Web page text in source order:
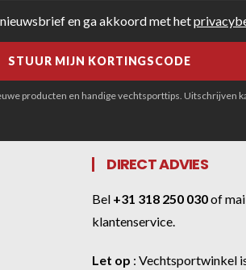
en ga akkoord met het
producten en handige vechtsporttips. Uitschrijven
DIRECT ADVIES
Bel +31 318 250 030of
klantenservice
Let op :Vechtsportwinkel